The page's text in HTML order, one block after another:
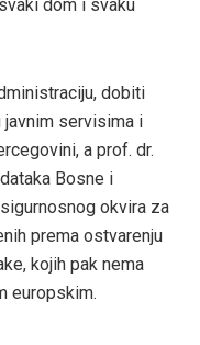
dom i svaku
dobiti
servisima i
a prof. dr.
Bosne i
okvira za
prema ostvarenju
kojih pak nema
europskim.